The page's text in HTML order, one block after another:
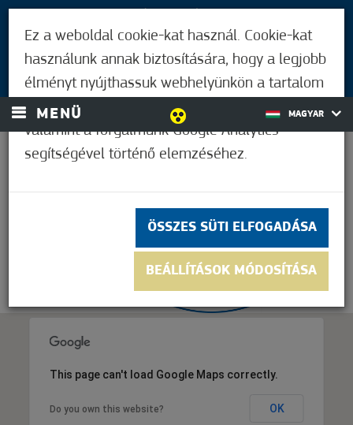
BEJELENTKEZÉS
MENÜ MAGYAR
This page can't load Google Maps correctly.
Do you own this website? OK
Ez a weboldal cookie-kat használ. Cookie-kat
használunk annak biztosítására, hogy a legjobb
élményt nyújthassuk webhelyünkön a tartalom
és a hirdetések személyre szabásához,
valamint a forgalmunk Google Analytics
segítségével történő elemzéséhez.
ÖSSZES SÜTI ELFOGADÁSA
BEÁLLÍTÁSOK MÓDOSÍTÁSA